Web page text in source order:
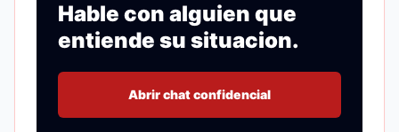
Hable con alguien que
entiende su situacion.
Abrir chat confidencial